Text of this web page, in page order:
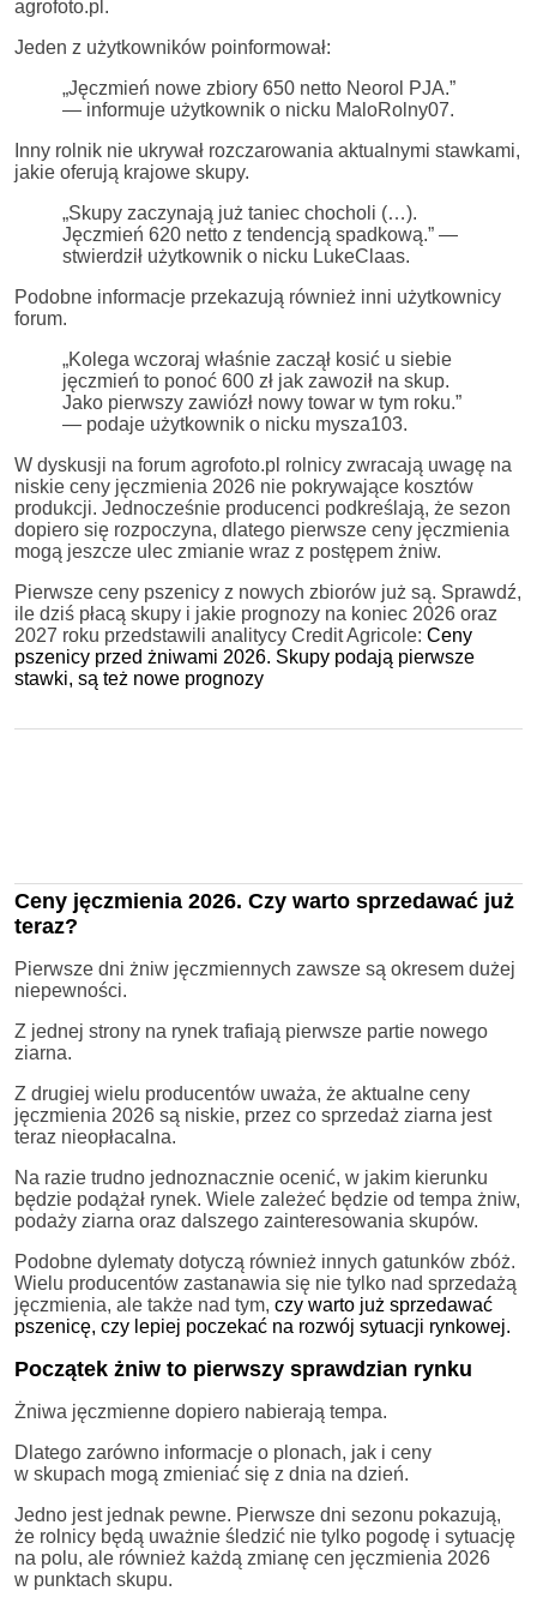
agrofoto.pl.
Jeden z użytkowników poinformował:
„Jęczmień nowe zbiory 650 netto Neorol PJA.”
— informuje użytkownik o nicku MaloRolny07.
Inny rolnik nie ukrywał rozczarowania aktualnymi stawkami,
jakie oferują krajowe skupy.
„Skupy zaczynają już taniec chocholi (…).
Jęczmień 620 netto z tendencją spadkową.” —
stwierdził użytkownik o nicku LukeClaas.
Podobne informacje przekazują również inni użytkownicy
forum.
„Kolega wczoraj właśnie zaczął kosić u siebie
jęczmień to ponoć 600 zł jak zawoził na skup.
Jako pierwszy zawiózł nowy towar w tym roku.”
— podaje użytkownik o nicku mysza103.
W dyskusji na forum agrofoto.pl rolnicy zwracają uwagę na
niskie ceny jęczmienia 2026 nie pokrywające kosztów
produkcji. Jednocześnie producenci podkreślają, że sezon
dopiero się rozpoczyna, dlatego pierwsze ceny jęczmienia
mogą jeszcze ulec zmianie wraz z postępem żniw.
Pierwsze ceny pszenicy z nowych zbiorów już są. Sprawdź,
ile dziś płacą skupy i jakie prognozy na koniec 2026 oraz
2027 roku przedstawili analitycy Credit Agricole: Ceny
pszenicy przed żniwami 2026. Skupy podają pierwsze
stawki, są też nowe prognozy
Ceny jęczmienia 2026. Czy warto sprzedawać już
teraz?
Pierwsze dni żniw jęczmiennych zawsze są okresem dużej
niepewności.
Z jednej strony na rynek trafiają pierwsze partie nowego
ziarna.
Z drugiej wielu producentów uważa, że aktualne ceny
jęczmienia 2026 są niskie, przez co sprzedaż ziarna jest
teraz nieopłacalna.
Na razie trudno jednoznacznie ocenić, w jakim kierunku
będzie podążał rynek. Wiele zależeć będzie od tempa żniw,
podaży ziarna oraz dalszego zainteresowania skupów.
Podobne dylematy dotyczą również innych gatunków zbóż.
Wielu producentów zastanawia się nie tylko nad sprzedażą
jęczmienia, ale także nad tym, czy warto już sprzedawać
pszenicę, czy lepiej poczekać na rozwój sytuacji rynkowej.
Początek żniw to pierwszy sprawdzian rynku
Żniwa jęczmienne dopiero nabierają tempa.
Dlatego zarówno informacje o plonach, jak i ceny
w skupach mogą zmieniać się z dnia na dzień.
Jedno jest jednak pewne. Pierwsze dni sezonu pokazują,
że rolnicy będą uważnie śledzić nie tylko pogodę i sytuację
na polu, ale również każdą zmianę cen jęczmienia 2026
w punktach skupu.